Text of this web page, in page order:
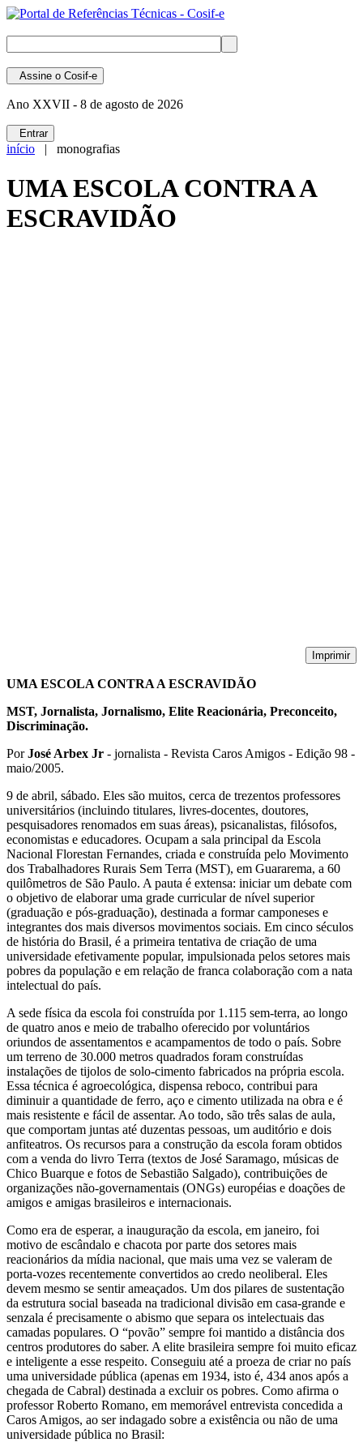
Assine o Cosif-e
Ano XXVII - 8 de agosto de 2026
Entrar
início | monografias
UMA ESCOLA CONTRA A
ESCRAVIDÃO
Imprimir
UMA ESCOLA CONTRA A ESCRAVIDÃO
MST, Jornalista, Jornalismo, Elite Reacionária, Preconceito,
Discriminação.
PorJosé Arbex Jr - jornalista - Revista Caros Amigos - Edição 98 -
maio/2005.
9 de abril, sábado. Eles são muitos, cerca de trezentos professores
universitários (incluindo titulares, livres-docentes, doutores,
pesquisadores renomados em suas áreas), psicanalistas, filósofos,
economistas e educadores. Ocupam a sala principal da Escola
Nacional Florestan Fernandes, criada e construída pelo Movimento
dos Trabalhadores Rurais Sem Terra (MST), em Guararema, a 60
quilômetros de São Paulo. A pauta é extensa: iniciar um debate com
o objetivo de elaborar uma grade curricular de nível superior
(graduação e pós-graduação), destinada a formar camponeses e
integrantes dos mais diversos movimentos sociais. Em cinco séculos
de história do Brasil, é a primeira tentativa de criação de uma
universidade efetivamente popular, impulsionada pelos setores mais
pobres da população e em relação de franca colaboração com a nata
intelectual do país.
A sede física da escola foi construída por 1.115 sem-terra, ao longo
de quatro anos e meio de trabalho oferecido por voluntários
oriundos de assentamentos e acampamentos de todo o país. Sobre
um terreno de 30.000 metros quadrados foram construídas
instalações de tijolos de solo-cimento fabricados na própria escola.
Essa técnica é agroecológica, dispensa reboco, contribui para
diminuir a quantidade de ferro, aço e cimento utilizada na obra e é
mais resistente e fácil de assentar. Ao todo, são três salas de aula,
que comportam juntas até duzentas pessoas, um auditório e dois
anfiteatros. Os recursos para a construção da escola foram obtidos
com a venda do livro Terra (textos de José Saramago, músicas de
Chico Buarque e fotos de Sebastião Salgado), contribuições de
organizações não-governamentais (ONGs) européias e doações de
amigos e amigas brasileiros e internacionais.
Como era de esperar, a inauguração da escola, em janeiro, foi
motivo de escândalo e chacota por parte dos setores mais
reacionários da mídia nacional, que mais uma vez se valeram de
porta-vozes recentemente convertidos ao credo neoliberal. Eles
devem mesmo se sentir ameaçados. Um dos pilares de sustentação
da estrutura social baseada na tradicional divisão em casa-grande e
senzala é precisamente o abismo que separa os intelectuais das
camadas populares. O “povão” sempre foi mantido a distância dos
centros produtores do saber. A elite brasileira sempre foi muito eficaz
e inteligente a esse respeito. Conseguiu até a proeza de criar no país
uma universidade pública (apenas em 1934, isto é, 434 anos após a
chegada de Cabral) destinada a excluir os pobres. Como afirma o
professor Roberto Romano, em memorável entrevista concedida a
Caros Amigos, ao ser indagado sobre a existência ou não de uma
universidade pública no Brasil: